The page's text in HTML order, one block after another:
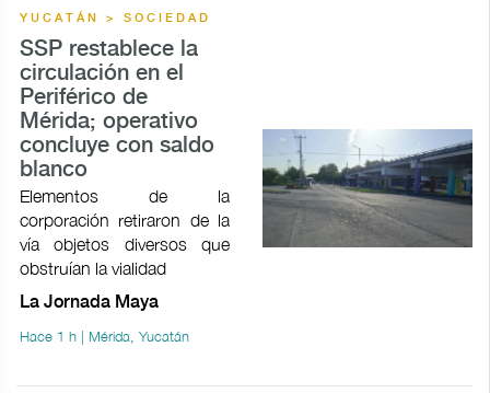
YUCATÁN > SOCIEDAD
SSP restablece la
circulación en el
Periférico de
Mérida; operativo
concluye con saldo
blanco
Elementos de la
corporación retiraron de la
vía objetos diversos que
obstruían la vialidad
La Jornada Maya
Hace 1 h | Mérida, Yucatán